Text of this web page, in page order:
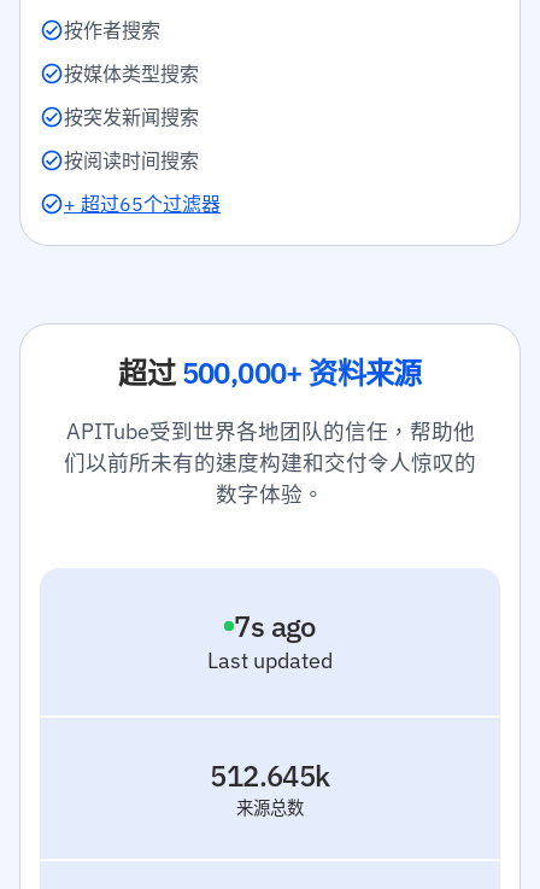
按作者搜索
按媒体类型搜索
按突发新闻搜索
按阅读时间搜索
+ 超过65个过滤器
超过500,000+ 资料来源
APITube受到世界各地团队的信任，帮助他
们以前所未有的速度构建和交付令人惊叹的
数字体验。
Last updated
8s ago
来源总数
512.645k